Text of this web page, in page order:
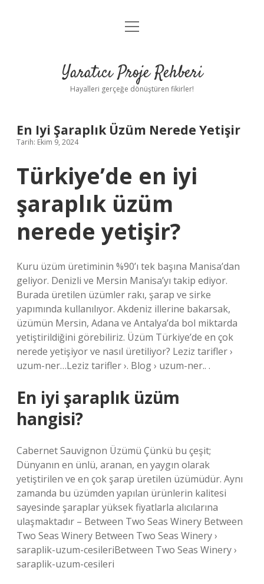
Anasayfa
Yasal Uyarı
menüyü
Yaratıcı Proje Rehberi
Hayalleri gerçeğe dönüştüren fikirler!
En Iyi Şaraplık Üzüm Nerede Yetişir
Tarih: Ekim 9, 2024
Türkiye’de en iyi
şaraplık üzüm
nerede yetişir?
Kuru üzüm üretiminin %90’ı tek başına Manisa’dan
geliyor. Denizli ve Mersin Manisa’yı takip ediyor.
Burada üretilen üzümler rakı, şarap ve sirke
yapımında kullanılıyor. Akdeniz illerine bakarsak,
üzümün Mersin, Adana ve Antalya’da bol miktarda
yetiştirildiğini görebiliriz. Üzüm Türkiye’de en çok
nerede yetişiyor ve nasıl üretiliyor? Leziz tarifler ›
uzum-ner…Leziz tarifler ›. Blog › uzum-ner.. .
En iyi şaraplık üzüm
hangisi?
Cabernet Sauvignon Üzümü Çünkü bu çeşit;
Dünyanın en ünlü, aranan, en yaygın olarak
yetiştirilen ve en çok şarap üretilen üzümüdür. Aynı
zamanda bu üzümden yapılan ürünlerin kalitesi
sayesinde şaraplar yüksek fiyatlarla alıcılarına
ulaşmaktadır – Between Two Seas Winery Between
Two Seas Winery Between Two Seas Winery ›
saraplik-uzum-cesileriBetween Two Seas Winery ›
saraplik-uzum-cesileri